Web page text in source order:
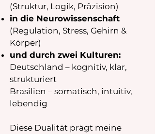
(Struktur, Logik, Präzision)
in die Neurowissenschaft
(Regulation, Stress, Gehirn &
Körper)
und durch zwei Kulturen:
Deutschland – kognitiv, klar,
strukturiert
Brasilien – somatisch, intuitiv,
lebendig
Diese Dualität prägt meine